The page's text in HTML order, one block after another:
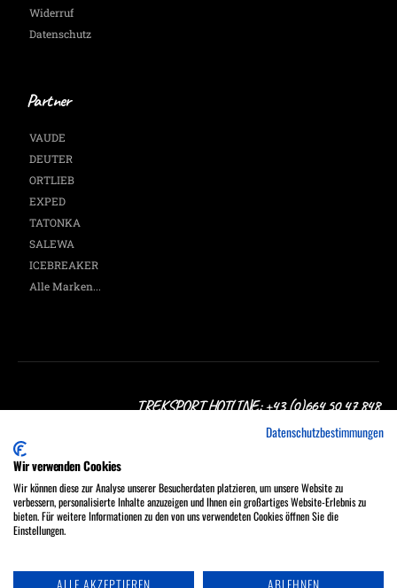
Widerruf
Datenschutz
Partner
VAUDE
DEUTER
ORTLIEB
EXPED
TATONKA
SALEWA
ICEBREAKER
Alle Marken...
TREKSPORT HOTLINE: +43 (0)664 50 47 848
Treksport Outdoor Shop, A-1060 Wien, Stumpergasse 16
MO - FR 9:30 - 18:00, SA 9:30 - 17:00 Uhr
Tel.: +43 (0)664 50 47 848
Datenschutzbestimmungen
Wir verwenden Cookies
Wir können diese zur Analyse unserer Besucherdaten platzieren, um unsere Website zu
verbessern, personalisierte Inhalte anzuzeigen und Ihnen ein großartiges Website-Erlebnis zu
bieten. Für weitere Informationen zu den von uns verwendeten Cookies öffnen Sie die
Einstellungen.
ALLE AKZEPTIEREN ABLEHNEN